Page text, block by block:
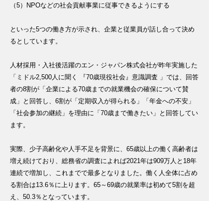
（5）NPOなどの社会貢献事業に従事できるようにする
といった5つの働き方が示され、企業と従業員が話し合って決め
るとしています。
人材採用・入社後活躍のエン・ジャパン株式会社が昨年実施した
「ミドル2,500人に聞く 『70歳現役社会』意識調査 」では、回答
者の8割が「企業による70歳までの就業機会の確保について賛
成」と回答し、6割が「定期収入が得られる」「年金への不安」
「社会参加の継続」を理由に「70歳まで働きたい」と回答してい
ます。
実際、少子高齢化や人手不足を背景に、65歳以上の働く高齢者は
増え続けており、総務省の調査によれば2021年は909万人と18年
連続で増加し、これまでで最多となりました。働く人全体に占め
る割合は13.6％に上ります。65～69歳の就業率は初めて5割を超
え、50.3％となっています。